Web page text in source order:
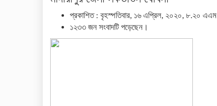
প্রকাশিত : বৃহস্পতিবার, ১৬ এপ্রিল, ২০২০, ৮.২০ এএম
১২৩৩ জন সংবাদটি পড়েছেন।